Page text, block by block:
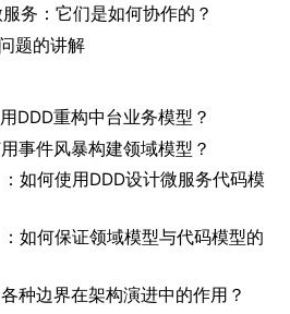
务：它们是如何协作的？
题的讲解
DDD重构中台业务模型？
事件风暴构建领域模型？
如何使用DDD设计微服务代码模
如何保证领域模型与代码模型的
种边界在架构演进中的作用？